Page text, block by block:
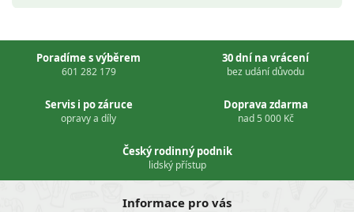
Poradíme s výběrem
601 282 179
30 dní na vrácení
bez udání důvodu
Servis i po záruce
opravy a díly
Doprava zdarma
nad 5 000 Kč
Český rodinný podnik
lidský přístup
Informace pro vás